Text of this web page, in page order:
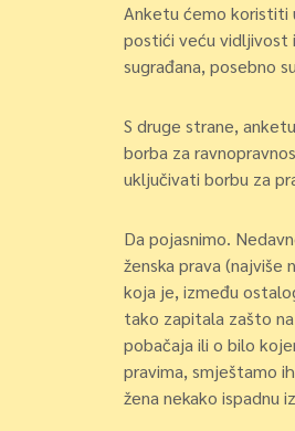
Anketu ćemo koristiti
postići veću vidljivost
sugrađana, posebno
S druge strane,
borba za
uključivati borbu za
Da pojasnimo.
ženska prava (najviše
koja je, između
tako zapitala zašto
pobačaja ili o bilo
pravima, smještamo
žena nekako ispadnu